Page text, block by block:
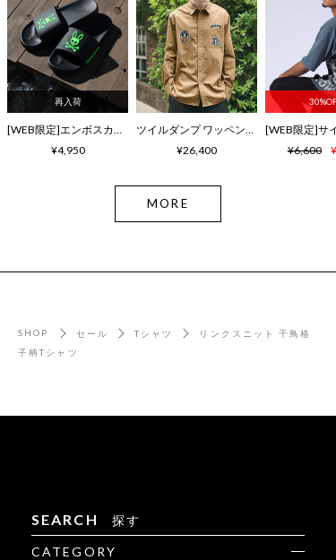
再入荷
[WEB限定]エンボスカラーロゴ シャワーサンダル
¥4,950
ツイルダンプ ワッペン刺繍ワッシャーシャツ
¥26,400
¥6,600
MORE
SHOP セール Tシャツ
リンクスニット 千鳥格
子柄Tシャツ
SEARCH 探す
CATEGORY